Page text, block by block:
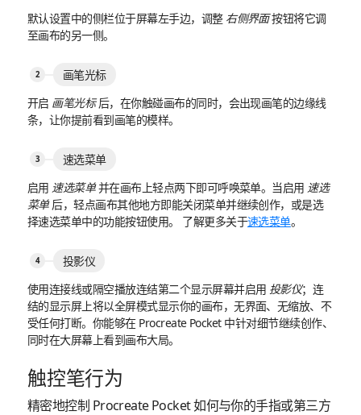
默认设置中的侧栏位于屏幕左手边，调整 右侧界面按钮将它调
至画布的另一侧。
画笔光标
开启 画笔光标后，在你触碰画布的同时，会出现画笔的边缘线
条，让你提前看到画笔的模样。
速选菜单
启用 速选菜单并在画布上轻点两下即可呼唤菜单。当启用 速选
菜单后，轻点画布其他地方即能关闭菜单并继续创作，或是选
择速选菜单中的功能按钮使用。 了解更多关于速选菜单。
投影仪
使用连接线或隔空播放连结第二个显示屏幕并启用 投影仪；连
结的显示屏上将以全屏模式显示你的画布，无界面、无缩放、不
受任何打断。你能够在 Procreate Pocket 中针对细节继续创作、
同时在大屏幕上看到画布大局。
触控笔行为
精密地控制 Procreate Pocket 如何与你的手指或第三方